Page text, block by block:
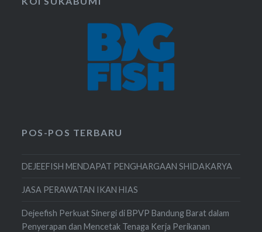
POS-POS TERBARU
DEJEEFISH MENDAPAT PENGHARGAAN SHIDAKARYA
JASA PERAWATAN IKAN HIAS
Dejeefish Perkuat Sinergi di BPVP Bandung Barat dalam
Penyerapan dan Mencetak Tenaga Kerja Perikanan